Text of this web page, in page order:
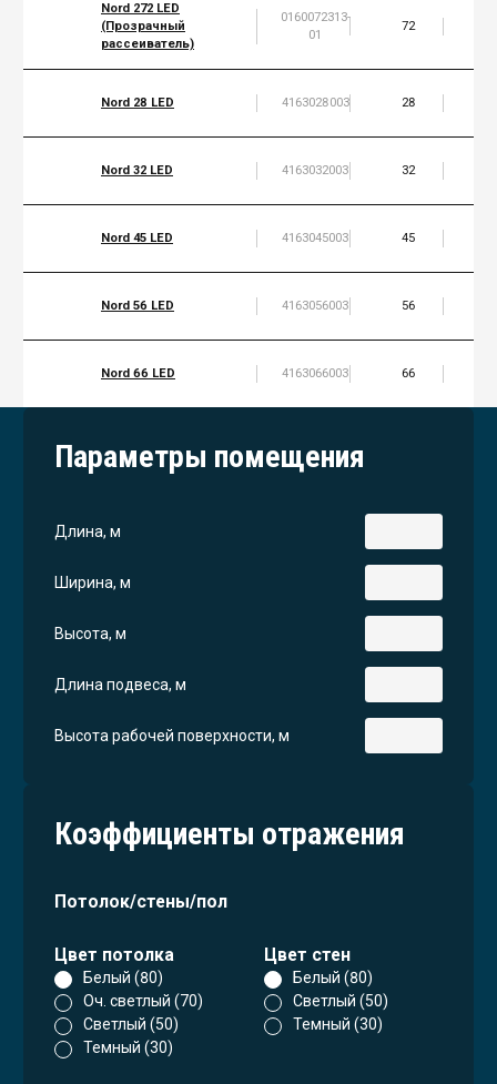
Nord 272 LED
(Прозрачный
рассеиватель)
0160072313-
01
72
Nord 28 LED 4163028003 28
Nord 32 LED 4163032003 32
Nord 45 LED 4163045003 45
Nord 56 LED 4163056003 56
Nord 66 LED 4163066003 66
Параметры помещения
Длина, м
Ширина, м
Высота, м
Длина подвеса, м
Высота рабочей поверхности, м
Коэффициенты отражения
Потолок/стены/пол
Цвет потолка
Белый (80)
Оч. светлый (70)
Светлый (50)
Темный (30)
Цвет стен
Белый (80)
Светлый (50)
Темный (30)